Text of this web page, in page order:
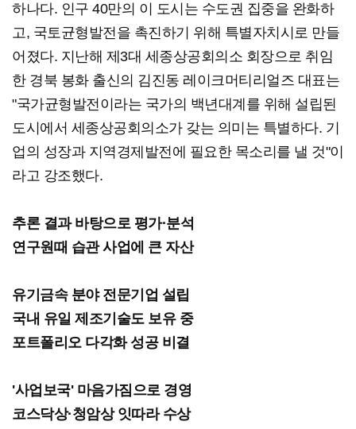
하나다. 인구 40만의 이 도시는 수도권 집중을 완화하
고, 국토균형발전을 촉진하기 위해 특별자치시로 만들
어졌다. 지난해 제3대 세종상공회의소 회장으로 취임
한 경북 봉화 출신의 김진동 레이크머티리얼즈 대표는
"국가균형발전이라는 국가의 백년대계를 위해 설립된
도시에서 세종상공회의소가 갖는 의미는 특별하다. 기
업의 성장과 지역경제발전에 필요한 목소리를 낼 것"이
라고 강조했다.
추론 결과 바탕으로 평가·분석
연구원때 습관 사업에 큰 자산
유기금속 분야 전문기업 설립
국내 유일 제조기술도 보유 중
포트폴리오 다각화 성공 비결
'사업보국' 마음가짐으로 경영
코스닥상·청암상 잇따라 수상